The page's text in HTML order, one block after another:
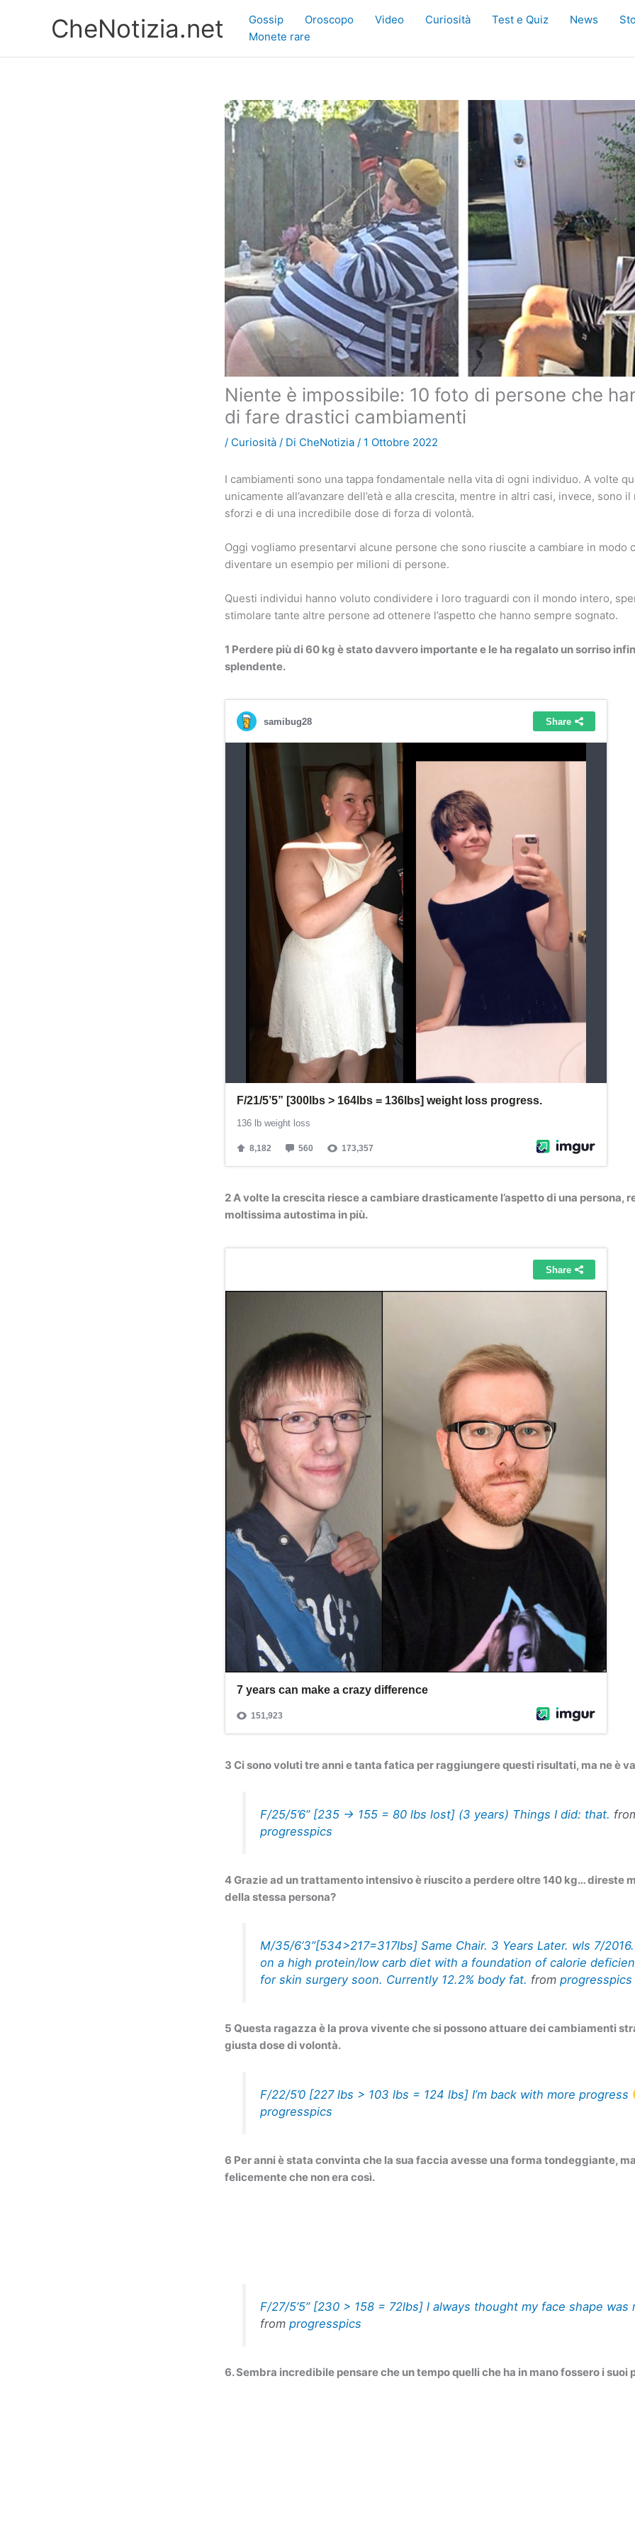
CheNotizia.net Gossip Oroscopo Video Curiosità Test e Quiz News
Monete rare
Niente è impossibile: 10 foto di persone che
di fare drastici cambiamenti
/ Curiosità / Di CheNotizia / 1 Ottobre 2022
I cambiamenti sono una tappa fondamentale nella vita di ogni individuo. A volte
unicamente all’avanzare dell’età e alla crescita, mentre in altri casi, invece, sono
sforzi e di una incredibile dose di forza di volontà.
Oggi vogliamo presentarvi alcune persone che sono riuscite a cambiare in modo
diventare un esempio per milioni di persone.
Questi individui hanno voluto condividere i loro traguardi con il mondo intero,
stimolare tante altre persone ad ottenere l’aspetto che hanno sempre sognato.
1 Perdere più di 60 kg è stato davvero importante e le ha regalato un sorriso
splendente.
2 A volte la crescita riesce a cambiare drasticamente l’aspetto di una persona,
moltissima autostima in più.
3 Ci sono voluti tre anni e tanta fatica per raggiungere questi risultati, ma ne è
F/25/5’6” [235 -> 155 = 80 lbs lost] (3 years) Things I did: that.
progresspics
4 Grazie ad un trattamento intensivo è riuscito a perdere oltre 140 kg… direste
della stessa persona?
M/35/6’3”[534>217=317lbs] Same Chair. 3 Years Later. wls 7/
on a high protein/low carb diet with a foundation of calorie
for skin surgery soon. Currently 12.2% body fat. from progresspics
5 Questa ragazza è la prova vivente che si possono attuare dei cambiamenti
giusta dose di volontà.
F/22/5’0 [227 lbs > 103 lbs = 124 lbs] I’m back with more progress
progresspics
6 Per anni è stata convinta che la sua faccia avesse una forma tondeggiante,
felicemente che non era così.
F/27/5’5” [230 > 158 = 72lbs] l always thought my face shape was
from progresspics
6. Sembra incredibile pensare che un tempo quelli che ha in mano fossero i suoi